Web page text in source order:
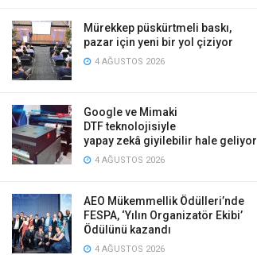
Mürekkep püskürtmeli baskı,
pazar için yeni bir yol çiziyor
4 AĞUSTOS 2026
Google ve Mimaki
DTF teknolojisiyle
yapay zekâ giyilebilir hale geliyor
4 AĞUSTOS 2026
AEO Mükemmellik Ödülleri’nde
FESPA, ‘Yılın Organizatör Ekibi’
Ödülünü kazandı
4 AĞUSTOS 2026